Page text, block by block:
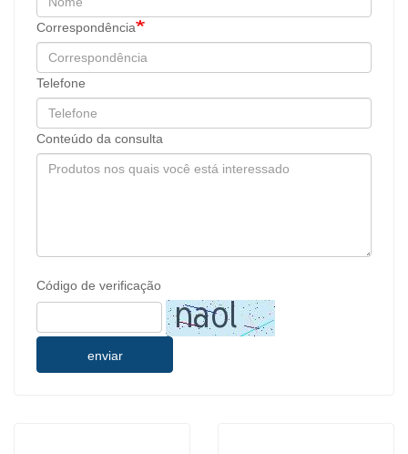
Correspondência
Telefone
Conteúdo da consulta
Código de verificação
enviar